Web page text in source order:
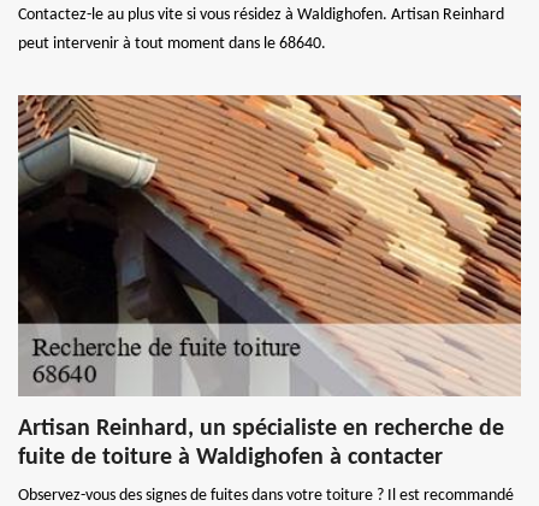
Contactez-le au plus vite si vous résidez à Waldighofen. Artisan Reinhard
peut intervenir à tout moment dans le 68640.
Artisan Reinhard, un spécialiste en recherche de
fuite de toiture à Waldighofen à contacter
Observez-vous des signes de fuites dans votre toiture ? Il est recommandé